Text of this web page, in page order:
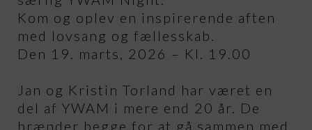
Kom og oplev en inspirerende aften
med lovsang og fællesskab.
Den 19. marts, 2026 – Kl. 19.00
Jan og Kristin Torland har været en
del af YWAM i mere end 20 år. De
brænder begge for at gå sammen med